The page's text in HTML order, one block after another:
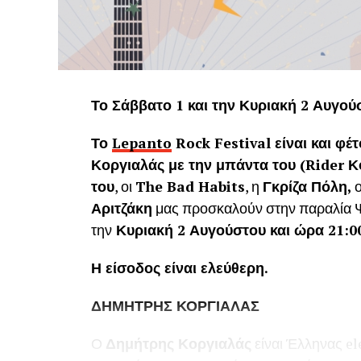
για την Προστασία της Παγκόσμιας
«Σύσταση για την Προστασία της
(UNESCO 1972) και γ) «The ICOMOS
γεωγραφική θέση αποτελούν αναπόσπαστα
Οι παραπάνω συμβάσεις που έχει
πολιτιστική κληρονομιά με το φυσικό
μνημείων του ανθρώπινου πολιτισμού και
επίπεδο.
Επίσης ιδιαίτερο ενδιαφέρον
1987) που αναφέρονται στο ρόλο της
και πολιτιστικού πλούτου των ιστορικών
Το Σάββατο 1 και την Κυριακή 2
Το Lepanto Rock Festival είναι και
Κοργιαλάς με την μπάντα του (Rider
του, οι The Bad Habits, η Γκρίζα Πόλη,
Αριτζάκη μας προσκαλούν στην
την Κυριακή 2 Αυγούστου και ώρα
Η είσοδος είναι ελεύθερη.
ΔΗΜΗΤΡΗΣ ΚΟΡΓΙΑΛΑΣ
Ο Δημήτρης Κοργιαλάς
είναι Έλληνας